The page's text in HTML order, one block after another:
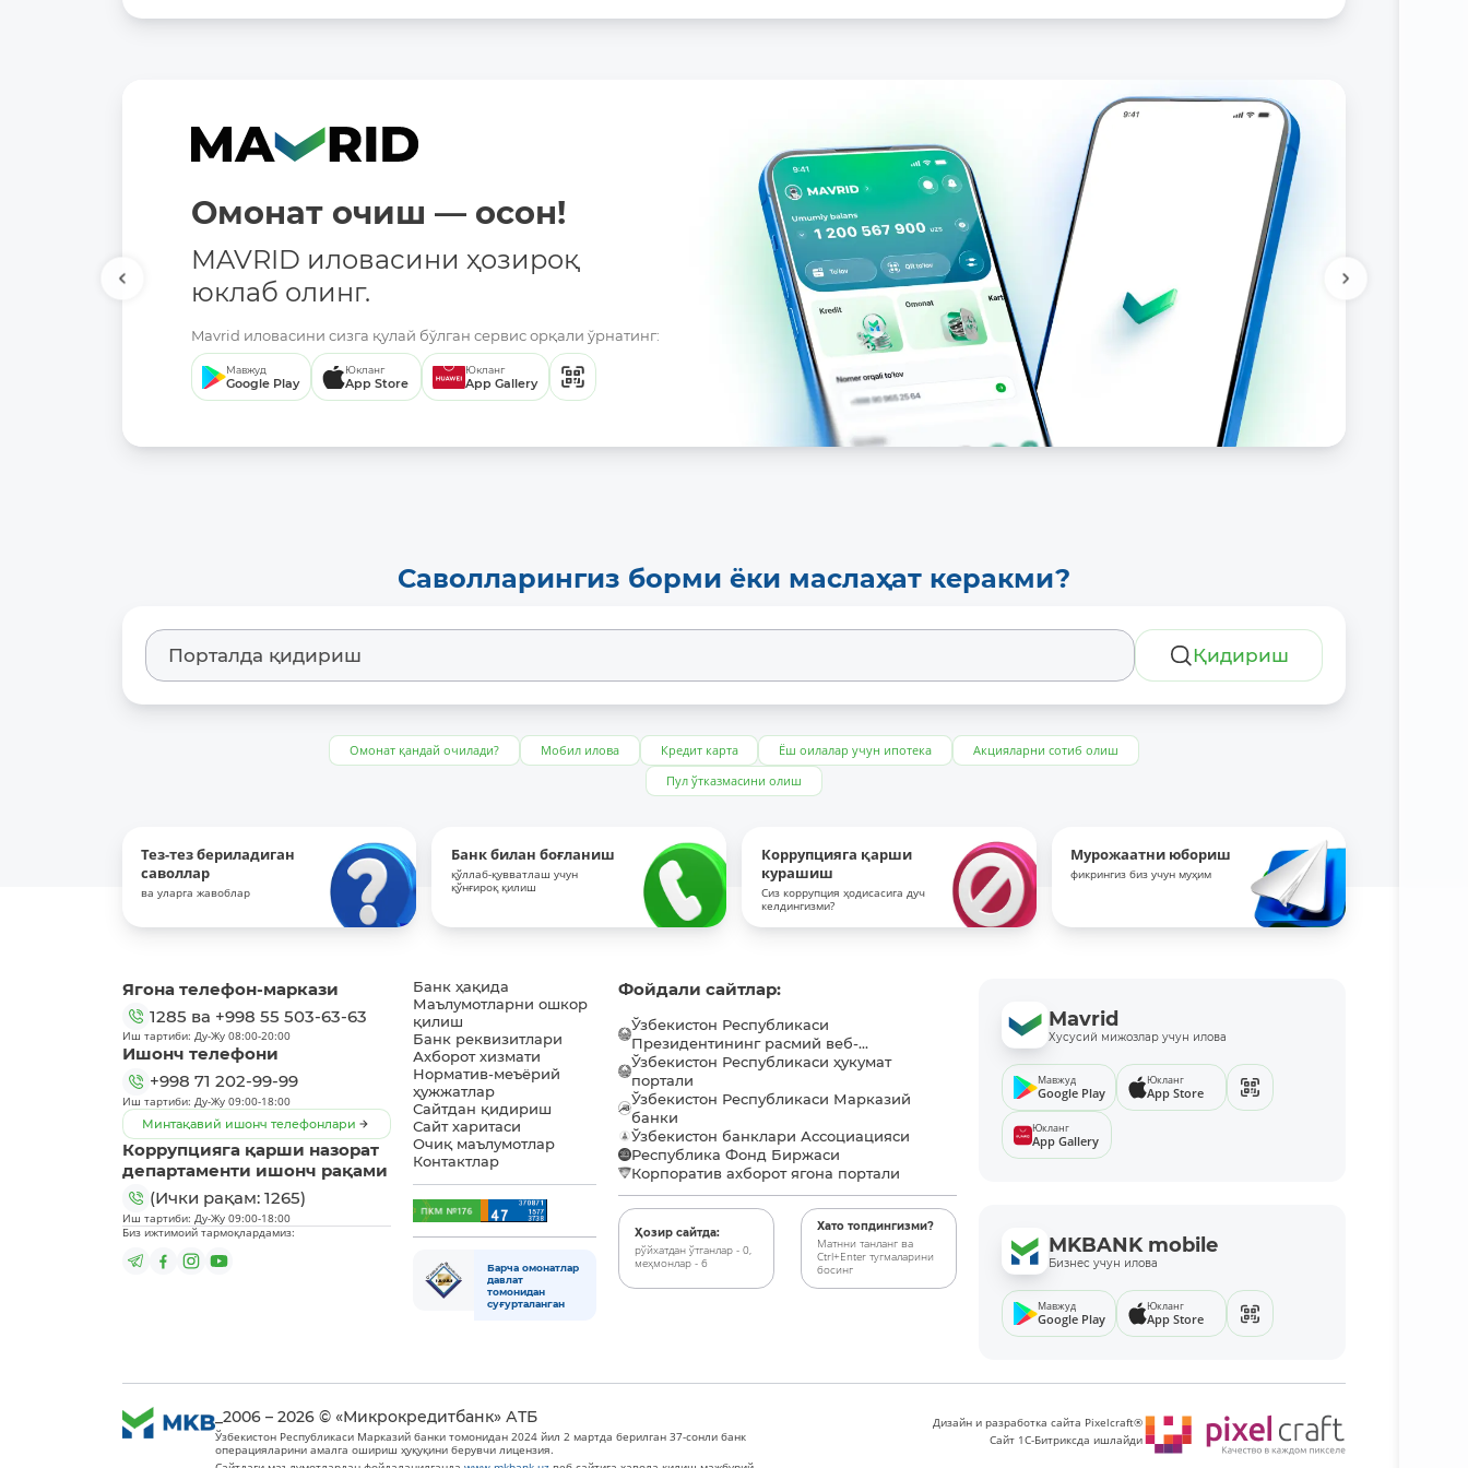
Омонат очиш — осон!
MAVRID иловасини ҳозироқ
юклаб олинг.
Mavrid иловасини сизга қулай бўлган сервис орқали ўрнатинг:
Мавжуд
Google Play
Юкланг
App Store
Юкланг
App Gallery
Саволларингиз борми ёки маслаҳат керакми?
Қидириш
Омонат қандай очилади? Мобил илова Кредит карта Ёш оилалар учун ипотека
Акцияларни сотиб олиш
Пул ўтказмасини олиш
Тез-тез бериладиган
саволлар
ва уларга жавоблар
Банк билан боғланиш
қўллаб-қувватлаш учун
қўнғироқ қилиш
Коррупцияга қарши
курашиш
Сиз коррупция ҳодисасига дуч
келдингизми?
Мурожаатни юбориш
фикрингиз биз учун муҳим
Ягона телефон-маркази
1285 ва +998 55 503-63-63
Иш тартиби: Ду-Жу 08:00-20:00
Ишонч телефони
+998 71 202-99-99
Иш тартиби: Ду-Жу 09:00-18:00
Минтақавий ишонч телефонлари
Коррупцияга қарши назорат
департаменти ишонч рақами
(Ички рақам: 1265)
Иш тартиби: Ду-Жу 09:00-18:00
Биз ижтимоий тармоқлардамиз:
Банк ҳақида
Маълумотларни ошкор
қилиш
Банк реквизитлари
Ахборот хизмати
Норматив-меъёрий
ҳужжатлар
Сайтдан қидириш
Сайт харитаси
Очиқ маълумотлар
Контактлар
Барча омонатлар
давлат
томонидан
суғурталанган
Фойдали сайтлар:
Ўзбекистон Республикаси
Президентининг расмий веб-...
Ўзбекистон Республикаси ҳукумат
портали
Ўзбекистон Республикаси Марказий
банки
Ўзбекистон банклари Ассоциацияси
Республика Фонд Биржаси
Корпоратив ахборот ягона портали
Ҳозир сайтда:
рўйхатдан ўтганлар - 0,
меҳмонлар - 6
Хато топдингизми?
Матнни танланг ва
Ctrl+Enter тугмаларини
босинг
Mavrid
Хусусий мижозлар учун илова
Мавжуд
Google Play
Юкланг
App Store
Юкланг
App Gallery
MKBANK mobile
Бизнес учун илова
Мавжуд
Google Play
Юкланг
App Store
_2006 – 2026 © «Микрокредитбанк» АТБ
Ўзбекистон Республикаси Марказий банки томонидан 2024 йил 2 мартда берилган 37-сонли банк
операцияларини амалга ошириш ҳуқуқини берувчи лицензия.
Дизайн и разработка сайта Pixelcraft®
Сайт 1C-Битриксда ишлайди